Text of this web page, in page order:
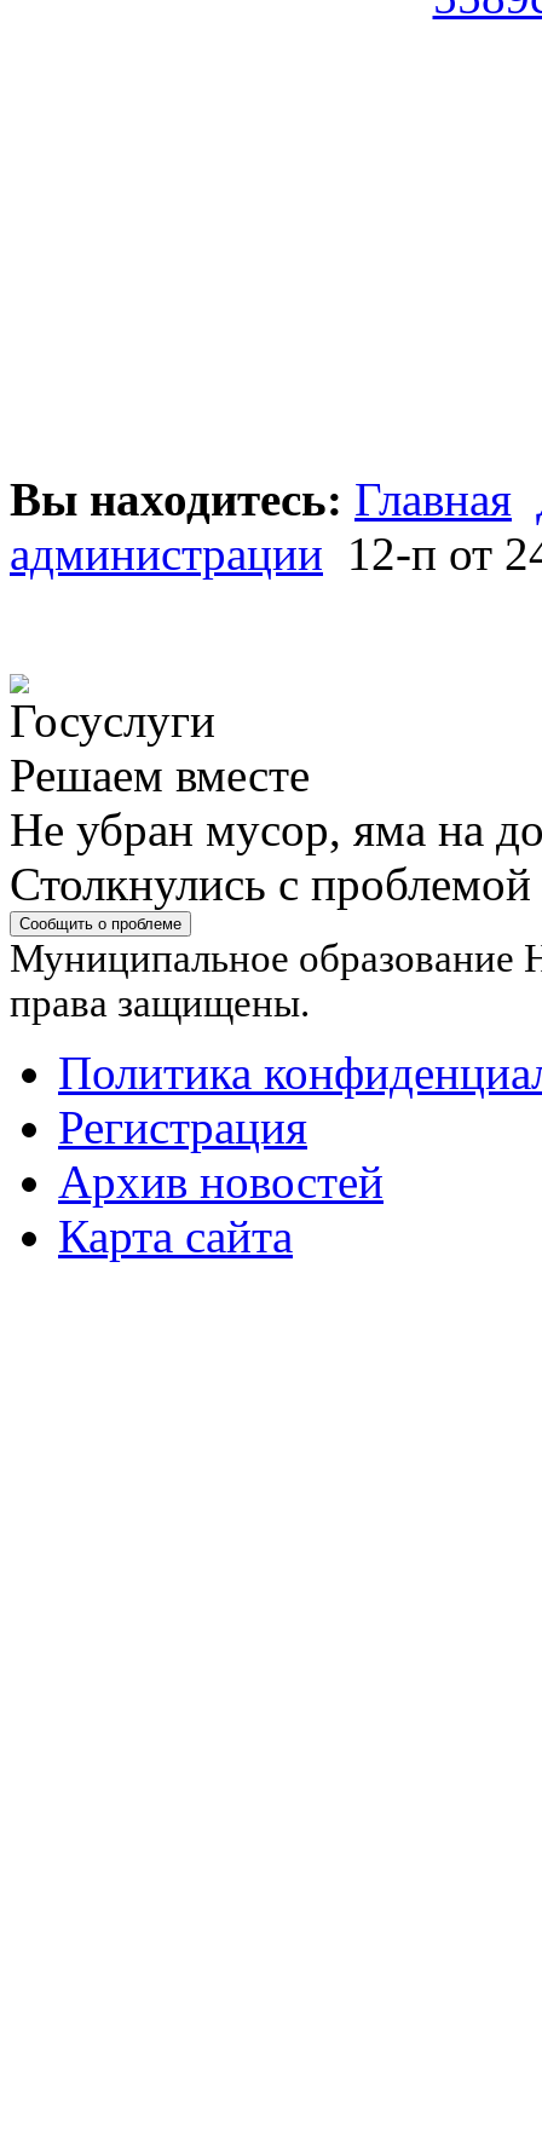
Вы находитесь: Главная
администрации 12-п от
Решаем вместе
Не убран мусор, яма на
Столкнулись с
Сообщить о проблеме
Муниципальное образование
права защищены.
Политика
Регистрация
Архив новостей
Карта сайта